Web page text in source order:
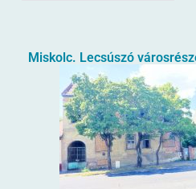
Miskolc. Lecsúszó